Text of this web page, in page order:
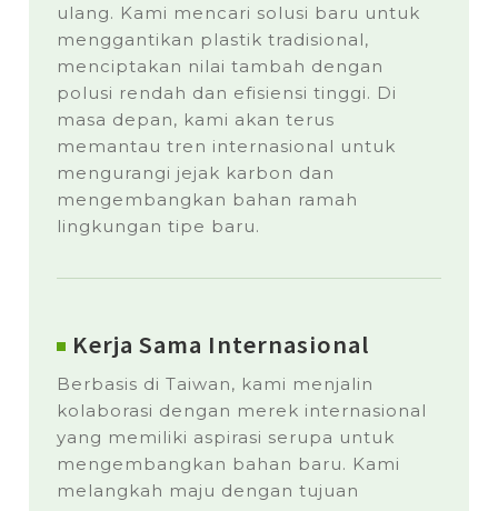
ulang. Kami mencari solusi baru untuk
menggantikan plastik tradisional,
menciptakan nilai tambah dengan
polusi rendah dan efisiensi tinggi. Di
masa depan, kami akan terus
memantau tren internasional untuk
mengurangi jejak karbon dan
mengembangkan bahan ramah
lingkungan tipe baru.
Kerja Sama Internasional
Berbasis di Taiwan, kami menjalin
kolaborasi dengan merek internasional
yang memiliki aspirasi serupa untuk
mengembangkan bahan baru. Kami
melangkah maju dengan tujuan